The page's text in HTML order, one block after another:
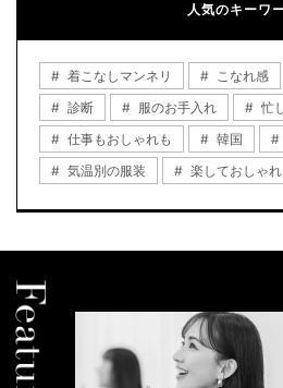
人気のキーワ
着こなしマンネリ こなれ感
診断
服のお手入れ
忙
仕事もおしゃれも
韓国
気温別の服装
楽しておしゃれ